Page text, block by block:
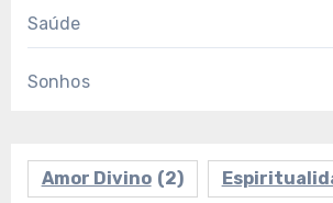
Saúde
Sonhos
Amor Divino (2)